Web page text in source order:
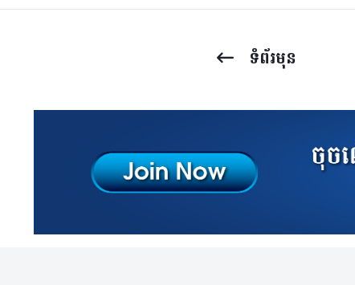
ទំព័រ​មុន